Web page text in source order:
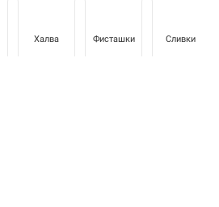
Халва Фисташки Сливки